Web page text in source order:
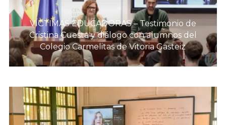
VÍCTIMAS EDUCADORAS – Testimonio de
Cristina Cuesta y diálogo con alumnos del
Colegio Carmelitas de Vitoria Gasteiz